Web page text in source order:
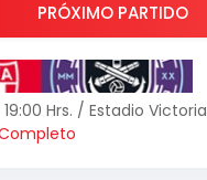
PRÓXIMO PARTIDO
Hrs. / Estadio Victoria